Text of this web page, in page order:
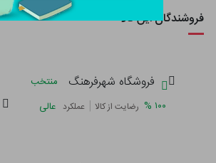
فروشندگان این کالا
فروشگاه شهرفرهنگ
منتخب
۱۰۰ % رضایت از کالا | عملکرد عالی